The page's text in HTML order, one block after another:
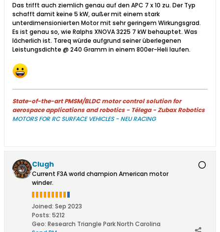
Das trifft auch ziemlich genau auf den APC 7 x 10 zu. Der Typ
schafft damit keine 5 kW, außer mit einem stark
unterdimensionierten Motor mit sehr geringem Wirkungsgrad.
Es ist genau so, wie Ralphs XNOVA 3225 7 kW behauptet. Was
lächerlich ist. Tareq würde aufgrund seiner überlegenen
Leistungsdichte @ 240 Gramm in einem 800er-Heli laufen.
State-of-the-art PMSM/BLDC motor control solution for
aerospace applications and robotics - Télega - Zubax Robotics
MOTORS FOR RC SURFACE VEHICLES - NEU RACING
Clugh
Current F3A world champion American motor
winder.
Joined: Sep 2023
Posts: 5212
Geo: Research Triangle Park North Carolina